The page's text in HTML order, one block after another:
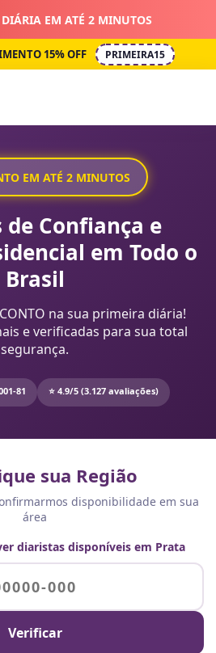
EM ATÉ 2 MINUTOS
15% OFF PRIMEIRA15
EM ATÉ 2 MINUTOS
Confiança e
em Todo o
Brasil
na sua primeira diária!
e verificadas para sua total
segurança.
81 ⭐ 4.9/5 (3.127 avaliações)
sua Região
disponibilidade em sua
área
diaristas disponíveis em Prata
Verificar